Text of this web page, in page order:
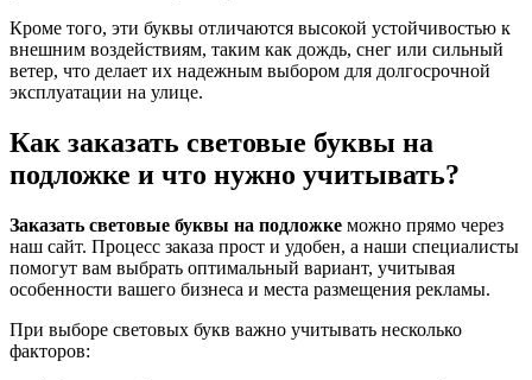
Кроме того, эти буквы отличаются высокой устойчивостью к
внешним воздействиям, таким как дождь, снег или сильный
ветер, что делает их надежным выбором для долгосрочной
эксплуатации на улице.
Как заказать световые буквы на
подложке и что нужно учитывать?
Заказать световые буквы на подложке можно прямо через
наш сайт. Процесс заказа прост и удобен, а наши специалисты
помогут вам выбрать оптимальный вариант, учитывая
особенности вашего бизнеса и места размещения рекламы.
При выборе световых букв важно учитывать несколько
факторов: